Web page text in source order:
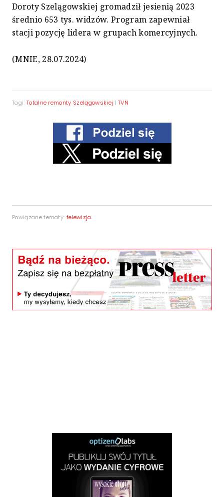
Doroty Szelągowskiej gromadził jesienią 2023
średnio 653 tys. widzów. Program zapewniał
stacji pozycję lidera w grupach komercyjnych.
(MNIE, 28.07.2024)
Tagi: Totalne remonty Szelągowskiej |TVN
Powiązane tematy: telewizja